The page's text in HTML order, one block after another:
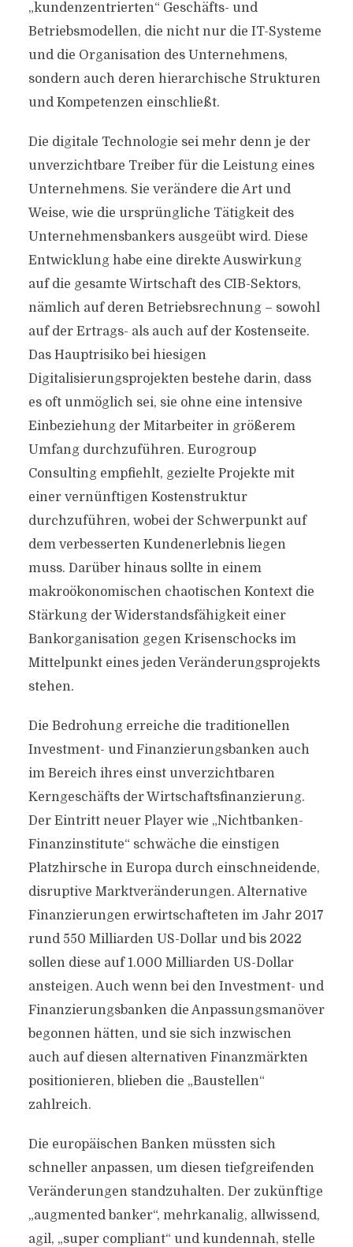
„kundenzentrierten“ Geschäfts- und
Betriebsmodellen, die nicht nur die IT-Systeme
und die Organisation des Unternehmens,
sondern auch deren hierarchische Strukturen
und Kompetenzen einschließt.
Die digitale Technologie sei mehr denn je der
unverzichtbare Treiber für die Leistung eines
Unternehmens. Sie verändere die Art und
Weise, wie die ursprüngliche Tätigkeit des
Unternehmensbankers ausgeübt wird. Diese
Entwicklung habe eine direkte Auswirkung
auf die gesamte Wirtschaft des CIB-Sektors,
nämlich auf deren Betriebsrechnung – sowohl
auf der Ertrags- als auch auf der Kostenseite.
Das Hauptrisiko bei hiesigen
Digitalisierungsprojekten bestehe darin, dass
es oft unmöglich sei, sie ohne eine intensive
Einbeziehung der Mitarbeiter in größerem
Umfang durchzuführen. Eurogroup
Consulting empfiehlt, gezielte Projekte mit
einer vernünftigen Kostenstruktur
durchzuführen, wobei der Schwerpunkt auf
dem verbesserten Kundenerlebnis liegen
muss. Darüber hinaus sollte in einem
makroökonomischen chaotischen Kontext die
Stärkung der Widerstandsfähigkeit einer
Bankorganisation gegen Krisenschocks im
Mittelpunkt eines jeden Veränderungsprojekts
stehen.
Die Bedrohung erreiche die traditionellen
Investment- und Finanzierungsbanken auch
im Bereich ihres einst unverzichtbaren
Kerngeschäfts der Wirtschaftsfinanzierung.
Der Eintritt neuer Player wie „Nichtbanken-
Finanzinstitute“ schwäche die einstigen
Platzhirsche in Europa durch einschneidende,
disruptive Marktveränderungen. Alternative
Finanzierungen erwirtschafteten im Jahr 2017
rund 550 Milliarden US-Dollar und bis 2022
sollen diese auf 1.000 Milliarden US-Dollar
ansteigen. Auch wenn bei den Investment- und
Finanzierungsbanken die Anpassungsmanöver
begonnen hätten, und sie sich inzwischen
auch auf diesen alternativen Finanzmärkten
positionieren, blieben die „Baustellen“
zahlreich.
Die europäischen Banken müssten sich
schneller anpassen, um diesen tiefgreifenden
Veränderungen standzuhalten. Der zukünftige
„augmented banker“, mehrkanalig, allwissend,
agil, „super compliant“ und kundennah, stelle